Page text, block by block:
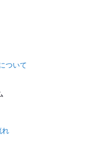
ついて
れ